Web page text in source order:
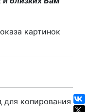
картинок
для копирования